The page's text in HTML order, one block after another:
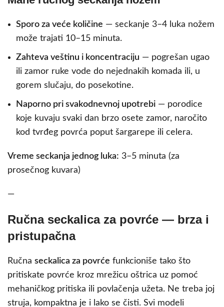
Sporo za veće količine — seckanje 3–4 luka nožem
može trajati 10–15 minuta.
Zahteva veštinu i koncentraciju — pogrešan ugao
ili zamor ruke vode do nejednakih komada ili, u
gorem slučaju, do posekotine.
Naporno pri svakodnevnoj upotrebi — porodice
koje kuvaju svaki dan brzo osete zamor, naročito
kod tvrđeg povrća poput šargarepe ili celera.
Vreme seckanja jednog luka: 3–5 minuta (za
prosečnog kuvara)
—
Ručna seckalica za povrće — brza i
pristupačna
Ručna seckalica za povrće funkcioniše tako što
pritiskate povrće kroz mrežicu oštrica uz pomoć
mehaničkog pritiska ili povlačenja užeta. Ne treba joj
struja, kompaktna je i lako se čisti. Svi modeli